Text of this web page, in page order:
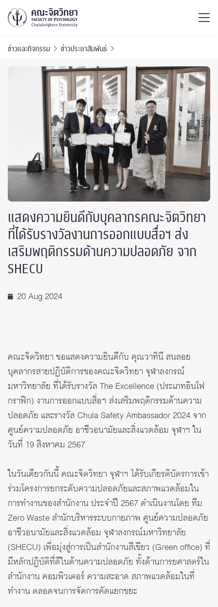
ข่าวและกิจกรรม ข่าวประชาสัมพันธ์
แสดงความยินดีกับบุคลากรคณะจิตวิทยา
ที่ได้รับรางวัลงานการออกแบบสื่อฯ ส่ง
เสริมพฤติกรรมด้านความปลอดภัย จาก
SHECU
20 Aug 2024
คณะจิตวิทยา ขอแสดงความยินดีกับ คุณวาทินี สนลอย
บุคลากรสายปฏิบัติการของคณะจิตวิทยา จุฬาลงกรณ์
มหาวิทยาลัย ที่ได้รับรางวัล The Excellence (ประเภทอินโฟ
กราฟิก) งานการออกแบบสื่อฯ ส่งเสริมพฤติกรรมด้านความ
ปลอดภัย และรางวัล Chula Safety Ambassador 2024 จาก
ศูนย์ความปลอดภัย อาชีวอนามัยและสิ่งแวดล้อม จุฬาฯ ใน
วันที่ 19 สิงหาคม 2567
ในวันเดียวกันนี้ คณะจิตวิทยา จุฬาฯ ได้รับเกียรติบัตรการเข้า
ร่วมโครงการยกระดับความปลอดภัยและสภาพแวดล้อมใน
การทำงานของสำนักงาน ประจำปี 2567 ดำเนินงานโดย ทีม
Zero Waste สำนักบริหารระบบกายภาพ ศูนย์ความปลอดภัย
อาชีวอนามัยและสิ่งแวดล้อม จุฬาลงกรณ์มหาวิทยาลัย
(SHECU) เพื่อมุ่งสู่การเป็นสำนักงานสีเขียว (Green office) ที่
มีหลักปฏิบัติที่ดีในด้านความปลอดภัย ทั้งด้านการยศาสตร์ใน
สำนักงาน คอมพิวเตอร์ ความสะอาด สภาพแวดล้อมในที่
ทำงาน ตลอดจนการจัดการคัดแยกขยะ